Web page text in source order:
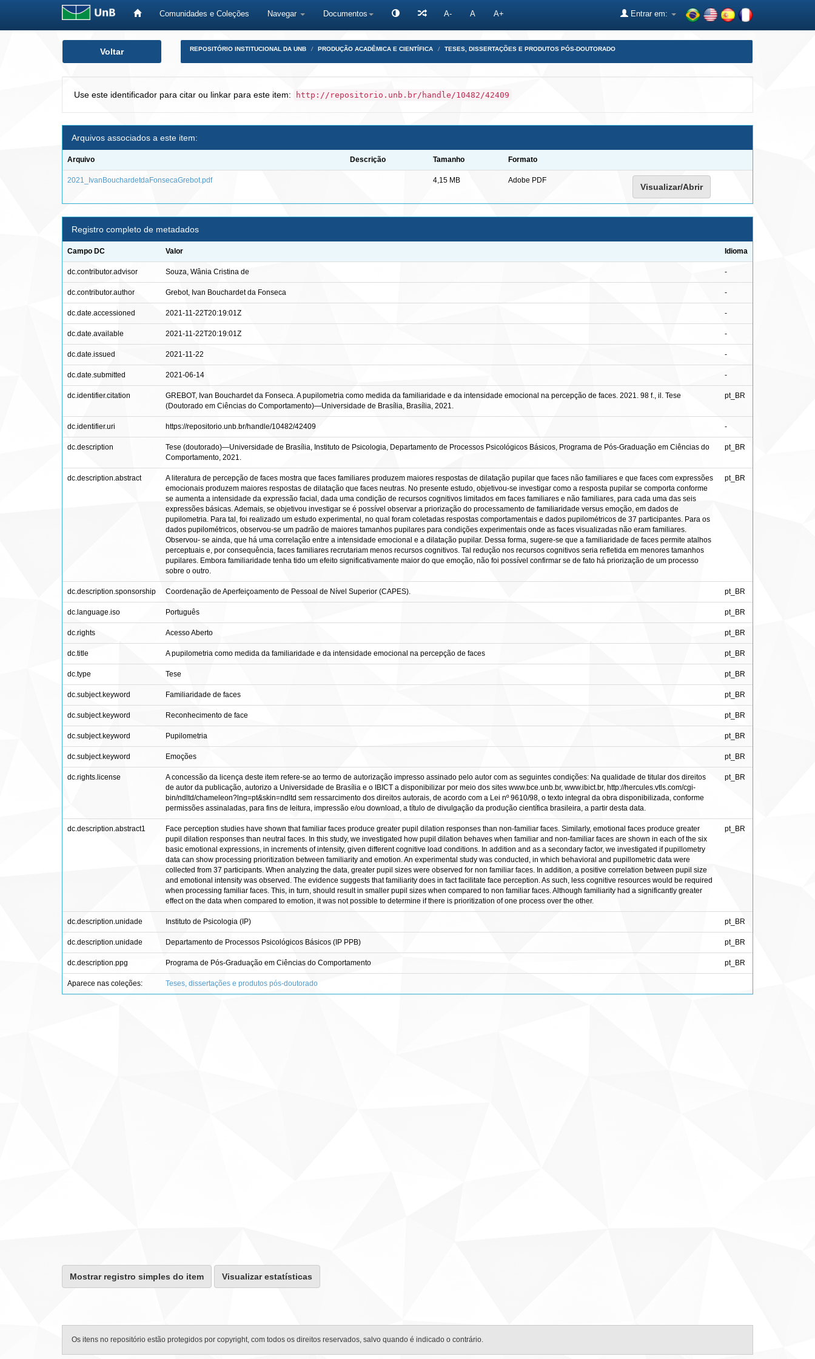
Comunidades e Coleções Navegar Documentos A- A A+ Entrar em:
Voltar REPOSITÓRIO INSTITUCIONAL DA UNB PRODUÇÃO ACADÊMICA E CIENTÍFICA TESES, DISSERTAÇÕES E PRODUTOS PÓS-DOUTORADO
Use este identificador para citar ou linkar para este item: http://repositorio.unb.br/handle/10482/42409
Arquivos associados a este item:
Arquivo Descrição Tamanho Formato
2021_IvanBouchardetdaFonsecaGrebot.pdf 4,15 MB Adobe PDF
Visualizar/Abrir
Registro completo de metadados
Campo DC Valor Idioma
dc.contributor.advisor Souza, Wânia Cristina de -
dc.contributor.author Grebot, Ivan Bouchardet da Fonseca -
dc.date.accessioned 2021-11-22T20:19:01Z -
dc.date.available 2021-11-22T20:19:01Z -
dc.date.issued 2021-11-22 -
dc.date.submitted 2021-06-14 -
dc.identifier.citation
GREBOT, Ivan Bouchardet da Fonseca. A pupilometria como medida da familiaridade e da intensidade emocional na percepção de faces. 2021. 98 f., il. Tese
(Doutorado em Ciências do Comportamento)—Universidade de Brasília, Brasília, 2021.
pt_BR
dc.identifier.uri https://repositorio.unb.br/handle/10482/42409 -
dc.description
Tese (doutorado)—Universidade de Brasília, Instituto de Psicologia, Departamento de Processos Psicológicos Básicos, Programa de Pós-Graduação em Ciências do
Comportamento, 2021.
pt_BR
dc.description.abstract
A literatura de percepção de faces mostra que faces familiares produzem maiores respostas de dilatação pupilar que faces não familiares e que faces com expressões
emocionais produzem maiores respostas de dilatação que faces neutras. No presente estudo, objetivou-se investigar como a resposta pupilar se comporta conforme
se aumenta a intensidade da expressão facial, dada uma condição de recursos cognitivos limitados em faces familiares e não familiares, para cada uma das seis
expressões básicas. Ademais, se objetivou investigar se é possível observar a priorização do processamento de familiaridade versus emoção, em dados de
pupilometria. Para tal, foi realizado um estudo experimental, no qual foram coletadas respostas comportamentais e dados pupilométricos de 37 participantes. Para os
dados pupilométricos, observou-se um padrão de maiores tamanhos pupilares para condições experimentais onde as faces visualizadas não eram familiares.
Observou- se ainda, que há uma correlação entre a intensidade emocional e a dilatação pupilar. Dessa forma, sugere-se que a familiaridade de faces permite atalhos
perceptuais e, por consequência, faces familiares recrutariam menos recursos cognitivos. Tal redução nos recursos cognitivos seria refletida em menores tamanhos
pupilares. Embora familiaridade tenha tido um efeito significativamente maior do que emoção, não foi possível confirmar se de fato há priorização de um processo
sobre o outro.
pt_BR
dc.description.sponsorship Coordenação de Aperfeiçoamento de Pessoal de Nível Superior (CAPES). pt_BR
dc.language.iso Português pt_BR
dc.rights Acesso Aberto pt_BR
dc.title A pupilometria como medida da familiaridade e da intensidade emocional na percepção de faces pt_BR
dc.type Tese pt_BR
dc.subject.keyword Familiaridade de faces pt_BR
dc.subject.keyword Reconhecimento de face pt_BR
dc.subject.keyword Pupilometria pt_BR
dc.subject.keyword Emoções pt_BR
dc.rights.license
A concessão da licença deste item refere-se ao termo de autorização impresso assinado pelo autor com as seguintes condições: Na qualidade de titular dos direitos
de autor da publicação, autorizo a Universidade de Brasília e o IBICT a disponibilizar por meio dos sites www.bce.unb.br, www.ibict.br, http://hercules.vtls.com/cgi-
bin/ndltd/chameleon?lng=pt&skin=ndltd sem ressarcimento dos direitos autorais, de acordo com a Lei nº 9610/98, o texto integral da obra disponibilizada, conforme
permissões assinaladas, para fins de leitura, impressão e/ou download, a título de divulgação da produção científica brasileira, a partir desta data.
pt_BR
dc.description.abstract1
Face perception studies have shown that familiar faces produce greater pupil dilation responses than non-familiar faces. Similarly, emotional faces produce greater
pupil dilation responses than neutral faces. In this study, we investigated how pupil dilation behaves when familiar and non-familiar faces are shown in each of the six
basic emotional expressions, in increments of intensity, given different cognitive load conditions. In addition and as a secondary factor, we investigated if pupillometry
data can show processing prioritization between familiarity and emotion. An experimental study was conducted, in which behavioral and pupillometric data were
collected from 37 participants. When analyzing the data, greater pupil sizes were observed for non familiar faces. In addition, a positive correlation between pupil size
and emotional intensity was observed. The evidence suggests that familiarity does in fact facilitate face perception. As such, less cognitive resources would be required
when processing familiar faces. This, in turn, should result in smaller pupil sizes when compared to non familiar faces. Although familiarity had a significantly greater
effect on the data when compared to emotion, it was not possible to determine if there is prioritization of one process over the other.
pt_BR
dc.description.unidade Instituto de Psicologia (IP) pt_BR
dc.description.unidade Departamento de Processos Psicológicos Básicos (IP PPB) pt_BR
dc.description.ppg Programa de Pós-Graduação em Ciências do Comportamento pt_BR
Aparece nas coleções: Teses, dissertações e produtos pós-doutorado
Mostrar registro simples do item Visualizar estatísticas
Os itens no repositório estão protegidos por copyright, com todos os direitos reservados, salvo quando é indicado o contrário.